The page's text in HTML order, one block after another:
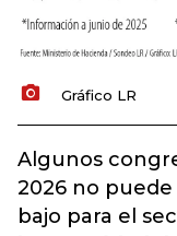
Gráfico LR
Algunos
2026 no
bajo para el